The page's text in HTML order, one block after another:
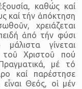
καθώς καί
καί τήν ἀπόκτηση
χρειάζεται
ἀπό τήν φύσι
μάλιστα γίνεται
τοῦ Χριστοῦ πού
μέ τό
καί παρέστησε
Θεός, οἱ μέν